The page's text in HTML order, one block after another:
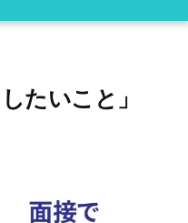
たいこと」